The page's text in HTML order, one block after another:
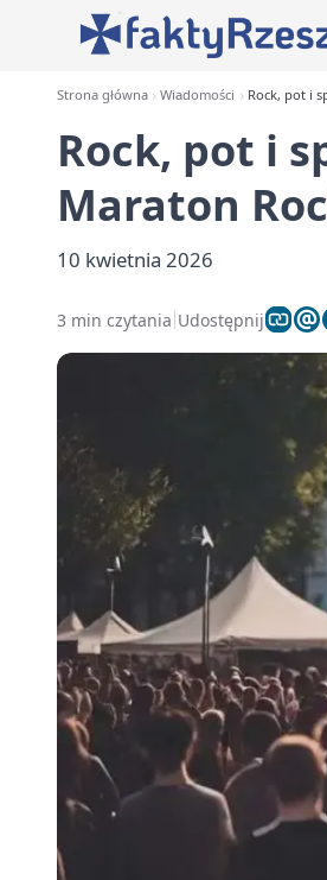
Strona główna Wiadomości Rock, pot i
Rock, pot i
Maraton
10 kwietnia 2026
3 min czytania Udostępnij